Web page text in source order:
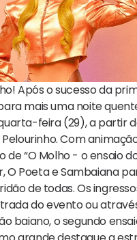
Após o sucesso da
mais uma noite
feira (29), a partir
Com
de “O Molho - o ensaio
O Poeta e Sambaiana
de todas. Os
do evento ou
baiano, o segundo